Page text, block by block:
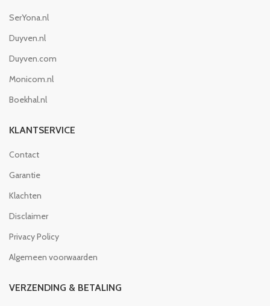
SerYona.nl
Duyven.nl
Duyven.com
Monicom.nl
Boekhal.nl
KLANTSERVICE
Contact
Garantie
Klachten
Disclaimer
Privacy Policy
Algemeen voorwaarden
VERZENDING & BETALING